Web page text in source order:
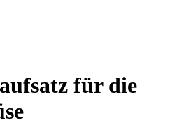
für die